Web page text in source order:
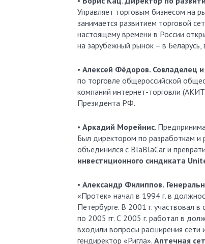
Управляет торговым бизнесом на
занимается развитием торговой
настоящему времени в России
на зарубежный рынок – в
• Алексей Фёдоров. Совладелец
по торговле общероссийской
компаний интернет-торговли
Президента РФ.
• Аркадий Морейнис.
Был директором по разработкам и
объединился с BlaBlaCar и
инвестиционного синдиката
• Александр Филиппов.
«Протек» начал в 1994 г. в
Петербурге. В 2001 г. участвовал
по 2005 гг. С 2005 г. работал в
входили вопросы расширения
гендиректор «Ригла». Аптечная